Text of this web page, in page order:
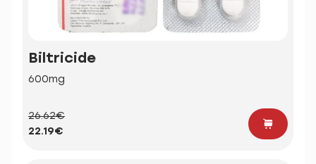
Biltricide
600mg
26.62€
22.19€